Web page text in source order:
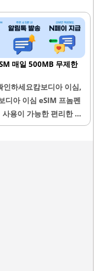
적인 인터넷 연결을 제
이터 용량을 제공하며,
어 다양한 용도로 활용
공항 도착 즉시 연결
또한 빠르고 안정적입
어 이용, 영상 스트리
게 이용할 수 있습니다.
속하여 문의 사항에 대
통해 여행지에서의
매일 500MB 무제한
인하세요캄보디아 이심,
디아 이심 eSIM 프놈펜
용이 가능한 편리한 통
시 간편하게 사용할 수